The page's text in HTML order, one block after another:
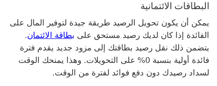
البطاقات الائتمانية
يمكن أن يكون تحويل الرصيد طريقة جيدة لتوفير المال على
الفائدة إذا كان لديك رصيد مستحق على بطاقة الائتمان.
يتضمن ذلك نقل رصيد بطاقتك إلى مزود جديد يقدم فترة
فائدة أولية بنسبة 0% على التحويلات. وهذا يمنحك الوقت
لسداد رصيدك دون دفع فوائد لفترة من الوقت.